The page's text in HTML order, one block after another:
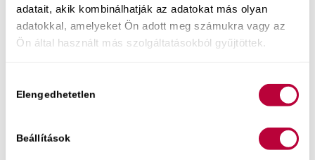
adatait, akik kombinálhatják az adatokat más olyan
adatokkal, amelyeket Ön adott meg számukra vagy az
Ön által használt más szolgáltatásokból gyűjtöttek.
kiválasztása
Elengedhetetlen
Beállítások